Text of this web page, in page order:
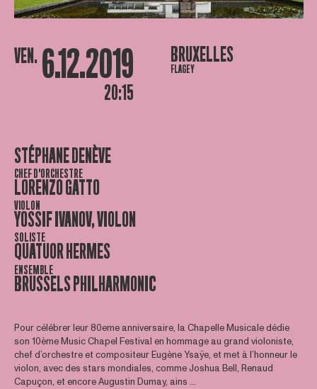
VEN. 6.12.2019
20:15
BRUXELLES
FLAGEY
STÉPHANE DENÈVE
CHEF D'ORCHESTRE
LORENZO GATTO
VIOLON
YOSSIF IVANOV, VIOLON
SOLISTE
QUATUOR HERMES
ENSEMBLE
BRUSSELS PHILHARMONIC
Pour célébrer leur 80eme anniversaire, la Chapelle Musicale dédie
son 10ème Music Chapel Festival en hommage au grand violoniste,
chef d’orchestre et compositeur Eugène Ysaÿe, et met à l’honneur le
violon, avec des stars mondiales, comme Joshua Bell, Renaud
Capuçon, et encore Augustin Dumay, ains ...